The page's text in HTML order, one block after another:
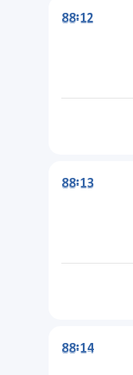
88:12
88:13
88:14